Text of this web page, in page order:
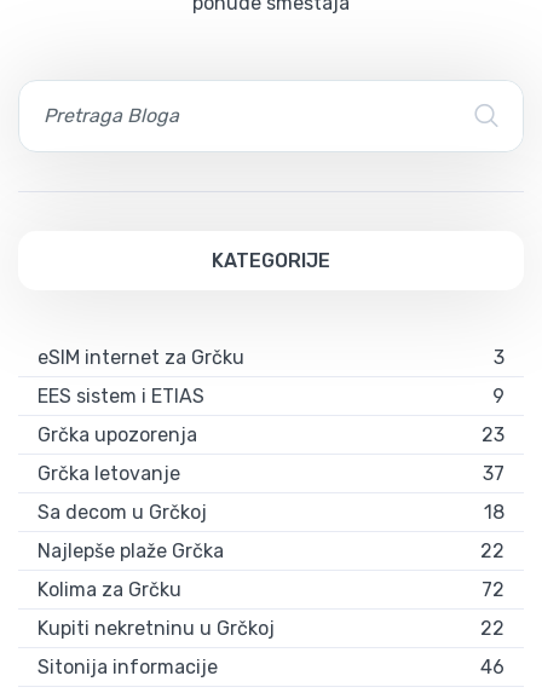
KATEGORIJE
eSIM internet za Grčku
3
EES sistem i ETIAS
9
Grčka upozorenja
23
Grčka letovanje
37
Sa decom u Grčkoj
18
Najlepše plaže Grčka
22
Kolima za Grčku
72
Kupiti nekretninu u Grčkoj
22
Sitonija informacije
46